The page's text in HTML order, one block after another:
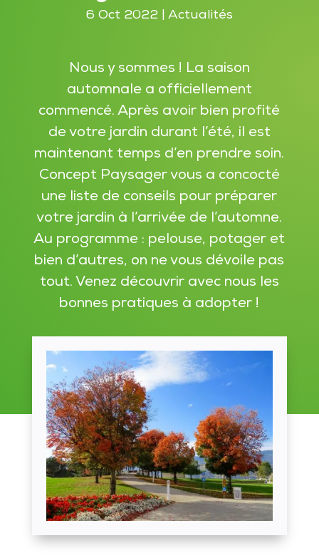
6 Oct 2022 |Actualités
Nous y sommes ! La saison
automnale a officiellement
commencé. Après avoir bien profité
de votre jardin durant l’été, il est
maintenant temps d’en prendre soin.
Concept Paysager vous a concocté
une liste de conseils pour préparer
votre jardin à l’arrivée de l’automne.
Au programme : pelouse, potager et
bien d’autres, on ne vous dévoile pas
tout. Venez découvrir avec nous les
bonnes pratiques à adopter !